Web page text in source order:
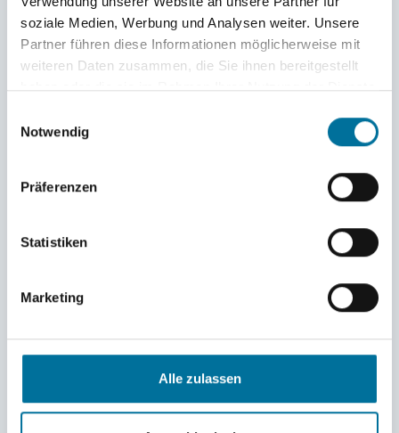
soziale Medien, Werbung und Analysen weiter. Unsere
Partner führen diese Informationen möglicherweise mit
weiteren Daten zusammen, die Sie ihnen bereitgestellt
haben oder die sie im Rahmen Ihrer Nutzung der Dienste
Notwendig
Präferenzen
Statistiken
Marketing
Alle zulassen
Finja malt Rosalie Kringel in die Haare © Laura